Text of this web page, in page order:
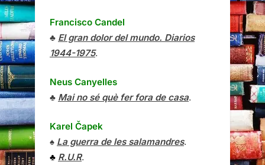
Francisco Candel
♣ El gran dolor del mundo. Diarios
1944-1975.
Neus Canyelles
♣ Mai no sé què fer fora de casa.
Karel Čapek
♠ La guerra de les salamandres.
♣ R.U.R.